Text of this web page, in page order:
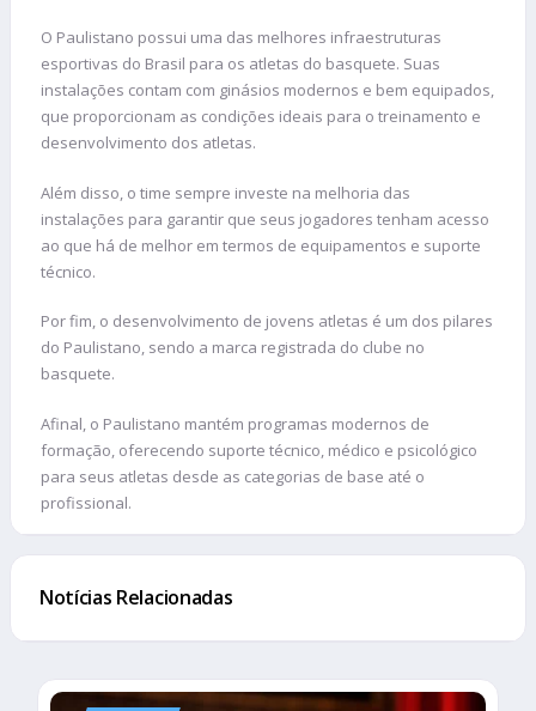
O Paulistano possui uma das melhores infraestruturas
esportivas do Brasil para os atletas do basquete. Suas
instalações contam com ginásios modernos e bem equipados,
que proporcionam as condições ideais para o treinamento e
desenvolvimento dos atletas.
Além disso, o time sempre investe na melhoria das
instalações para garantir que seus jogadores tenham acesso
ao que há de melhor em termos de equipamentos e suporte
técnico​.
Por fim, o desenvolvimento de jovens atletas é um dos pilares
do Paulistano, sendo a marca registrada do clube no
basquete.
Afinal, o Paulistano mantém programas modernos de
formação, oferecendo suporte técnico, médico e psicológico
para seus atletas desde as categorias de base até o
profissional.
Notícias Relacionadas